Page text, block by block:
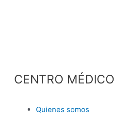
CENTRO MÉDICO
Quienes somos